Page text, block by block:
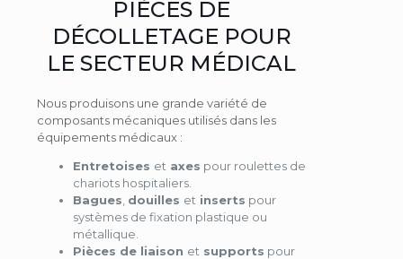
PIÈCES DE
DÉCOLLETAGE POUR
LE SECTEUR MÉDICAL
Nous produisons une grande variété de
composants mécaniques utilisés dans les
équipements médicaux :
Entretoises et axes pour roulettes de
chariots hospitaliers.
Bagues douilles et inserts pour
systèmes de fixation plastique ou
métallique.
Pièces de liaison et supports pour